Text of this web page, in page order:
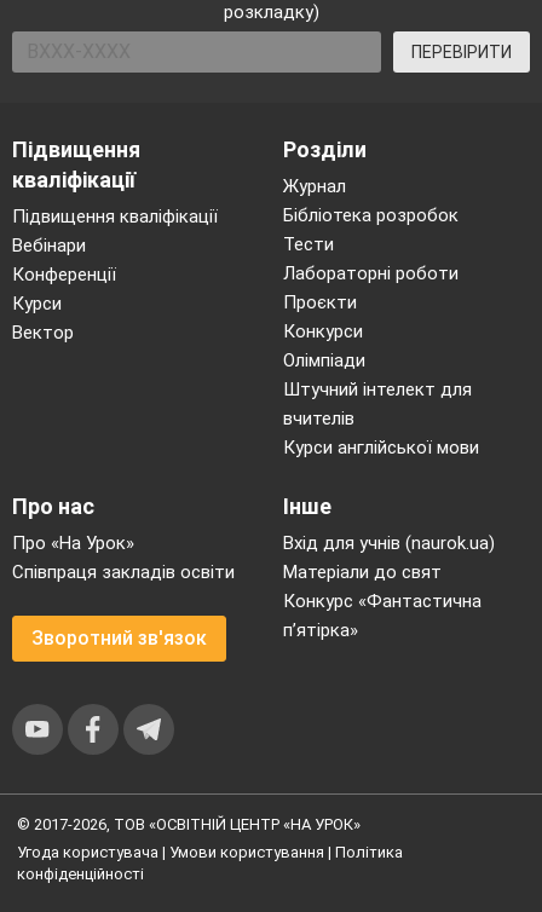
розкладку)
ПЕРЕВІРИТИ
Підвищення
кваліфікації
Підвищення кваліфікації
Вебінари
Конференції
Курси
Вектор
Розділи
Журнал
Бібліотека розробок
Тести
Лабораторні роботи
Проєкти
Конкурси
Олімпіади
Штучний інтелект для
вчителів
Курси англійської мови
Про нас
Про «На Урок»
Співпраця закладів освіти
Зворотний зв'язок
Інше
Вхід для учнів (naurok.ua)
Матеріали до свят
Конкурс «Фантастична
п’ятірка»
© 2017-2026, ТОВ «ОСВІТНІЙ ЦЕНТР «НА УРОК»
Угода користувача | Умови користування | Політика
конфіденційності